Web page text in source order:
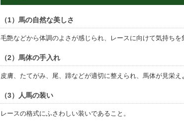
（1）馬の自然な美しさ
毛艶などから体調のよさが感じられ、レースに向けて気持ちを
（2）馬体の手入れ
皮膚、たてがみ、尾、蹄などが適切に整えられ、馬体が見栄え
（3）人馬の装い
レースの格式にふさわしい装いであること。